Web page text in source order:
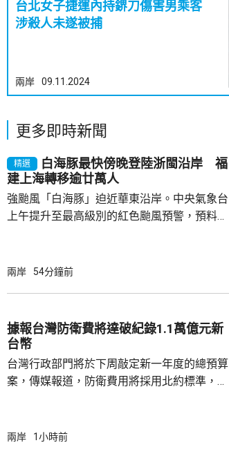
台北女子捷運內持鎅刀傷害男乘客
涉殺人未遂被捕
兩岸 09.11.2024
更多即時新聞
精選
白海豚最快傍晚登陸浙閩沿岸 福
建上海轉移逾廿萬人
強颱風「白海豚」迫近華東沿岸。中央氣象台
上午提升至最高級別的紅色颱風預警，預料
杭州灣、浙江沿海、長江口等地，將有9至12
至16級。浙江、上海、江蘇、安徽和福建等
地，亦會有大雨至暴雨，部分地區會有250至
兩岸 54分鐘前
據報台灣防衛費將達破紀錄1.1萬億元新
台幣
台灣行政部門將於下周敲定新一年度的總預算
案，傳媒報道，防衛費用將採用北約標準，佔
一。 防務主管部門的撥款佔預算最大部分、有
兩岸 1小時前